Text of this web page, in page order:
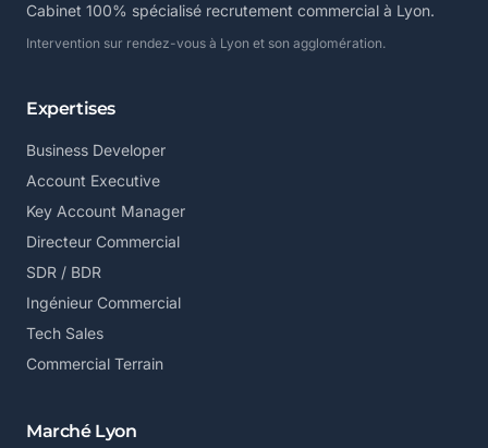
Cabinet 100% spécialisé recrutement commercial à Lyon.
Intervention sur rendez-vous à Lyon et son agglomération.
Expertises
Business Developer
Account Executive
Key Account Manager
Directeur Commercial
SDR / BDR
Ingénieur Commercial
Tech Sales
Commercial Terrain
Marché Lyon